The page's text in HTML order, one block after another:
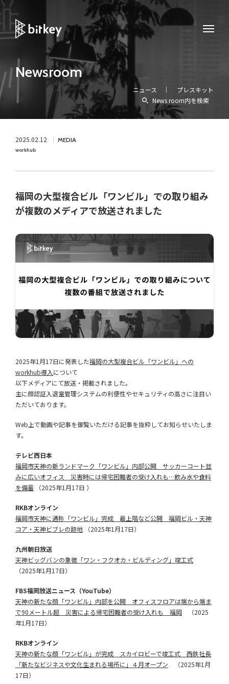
Newsroom
ニュース
プレスキット
News room内を検索
2025.02.12 MEDIA
workhub
福岡の大型複合ビル「ワンビル」での取り組み
が複数のメディアで放送されました
2025年1月17日に発表した福岡の大型複合ビル「ワンビル」への
workhub導入について
以下メディアにて放送・掲載されました。
主に顔認証入退室管理システムの利便性やセキュリティの高さに注目い
ただいております。
Web上で動画や記事を御覧いただける記事を抜粋してお知らせいたしま
す。
テレビ西日本
福岡市天神の新ランドマーク「ワンビル」内部公開 サッカーコート並
みに広いオフィス 災害時には帰宅困難者の受け入れも…飲み水や食料
を備蓄 （2025年1月17日 ）
RKBオンライン
福岡市天神に通称「ワンビル」完成 最上階など公開 福岡ビル・天神
コア・天神ビブレの跡地 （2025年1月17日）
九州朝日放送
天神ビッグバンの象徴「ワン・フクオカ・ビルディング」竣工式
（2025年1月17日）
FBS福岡放送ニュース（YouTube）
天神の新たな顔「ワンビル」内部を公開 オフィスフロアは端から端ま
で90メートル超 災害による帰宅困難者の受け入れも 福岡 （2025
年1月17日）
RKBオンライン
天神の新たな顔「ワンビル」が完成 スカイロビーで竣工式 西鉄社長
「新たなビジネスや文化生まれる場所に」４月オープン （2025年1月
17日）